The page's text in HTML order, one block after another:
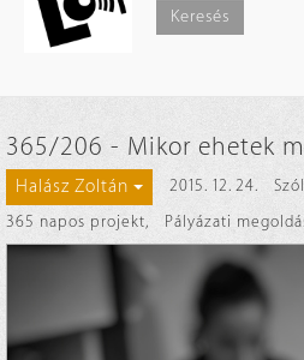
Keresés
365/206 - Mikor ehetek
Halász Zoltán 2015. 12. 24.
365 napos projekt, Pályázati